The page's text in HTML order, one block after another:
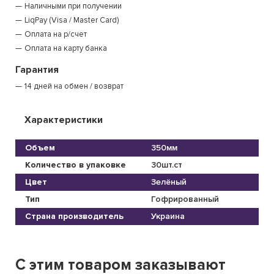
Наличными при получении
LiqPay (Visa / Master Card)
Оплата на р/счет
Оплата на карту банка
Гарантия
14 дней на обмен / возврат
Характеристики
Объем
350мм
Количество в упаковке
30шт.ст
Цвет
Зелёный
Тип
Гофрированный
Страна производитель
Украина
С этим товаром заказывают